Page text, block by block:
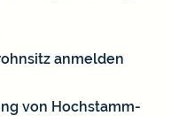
anmelden
von Hochstamm-